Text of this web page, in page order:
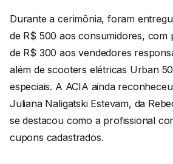
Durante a cerimônia, foram
de R$ 500 aos consumidores, com
de R$ 300 aos vendedores
além de scooters elétricas Urban
especiais. A ACIA ainda
Juliana Naligatski Estevam, da
se destacou como a profissional
cupons cadastrados.